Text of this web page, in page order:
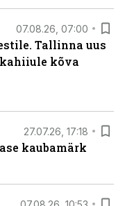
07.08.26, 07:00
Tallinna uus
kõva
27.07.26, 17:18
kaubamärk